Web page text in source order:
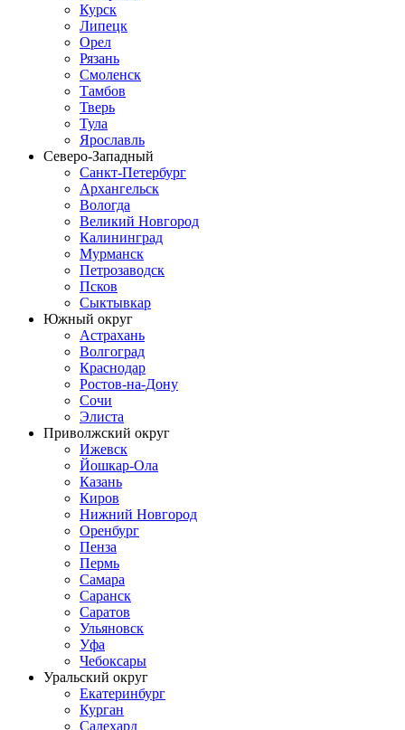
Курск
Липецк
Орел
Рязань
Смоленск
Тамбов
Тверь
Тула
Ярославль
Северо-Западный
Санкт-Петербург
Архангельск
Вологда
Великий Новгород
Калининград
Мурманск
Петрозаводск
Псков
Сыктывкар
Южный округ
Астрахань
Волгоград
Краснодар
Ростов-на-Дону
Сочи
Элиста
Приволжский округ
Ижевск
Йошкар-Ола
Казань
Киров
Нижний Новгород
Оренбург
Пенза
Пермь
Самара
Саранск
Саратов
Ульяновск
Уфа
Чебоксары
Уральский округ
Екатеринбург
Курган
Салехард